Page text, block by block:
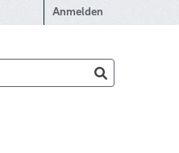
Anmelden